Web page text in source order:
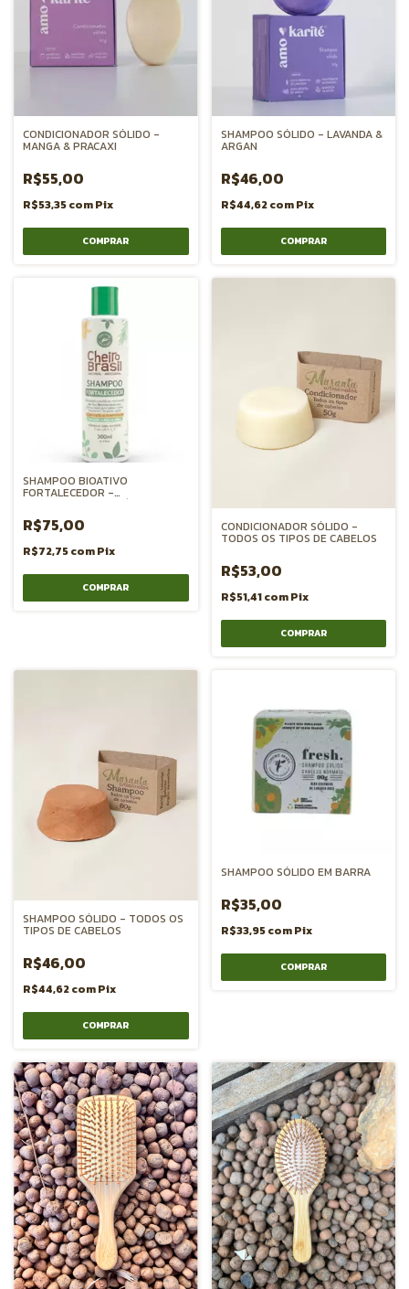
CONDICIONADOR SÓLIDO -
MANGA & PRACAXI
R$55,00
R$53,35comPix
SHAMPOO SÓLIDO - LAVANDA &
ARGAN
R$46,00
R$44,62comPix
SHAMPOO BIOATIVO
FORTALECEDOR -
REVITALIZANTE E TÔNICO
CAPILAR
R$75,00
R$72,75comPix
CONDICIONADOR SÓLIDO -
TODOS OS TIPOS DE CABELOS
R$53,00
R$51,41comPix
SHAMPOO SÓLIDO - TODOS OS
TIPOS DE CABELOS
R$46,00
R$44,62comPix
SHAMPOO SÓLIDO EM BARRA
R$35,00
R$33,95comPix
COMPRAR